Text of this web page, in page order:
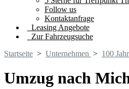
Follow us
Kontaktanfrage
Leasing Angebote
Zur Fahrzeugsuche
Startseite > Unternehmen > 100
Umzug nach